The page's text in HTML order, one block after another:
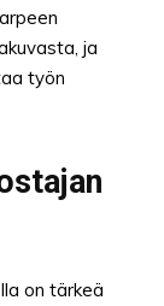
ja
työn
on tärkeä